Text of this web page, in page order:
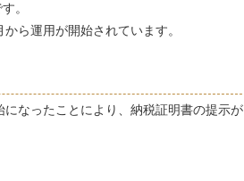
す。
ら運用が開始されています。
なったことにより、納税証明書の提示が